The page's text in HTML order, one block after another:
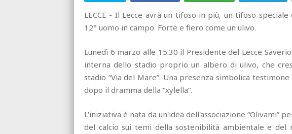
LECCE - Il Lecce avrà un tifoso in più, un tifoso
12° uomo in campo. Forte e fiero come un ulivo.
Lunedì 6 marzo alle 15.30 il Presidente del Lecce
interna dello stadio proprio un albero di ulivo, che
stadio “Via del Mare”. Una presenza simbolica
dopo il dramma della “xylella”.
L'iniziativa è nata da un'idea dell'associazione “Olivami”
del calcio sui temi della sostenibilità ambientale e del